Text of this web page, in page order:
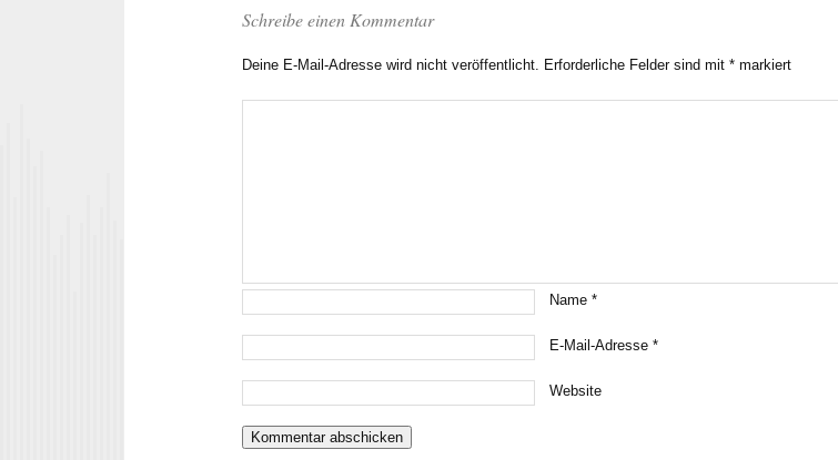
Schreibe einen Kommentar
Deine E-Mail-Adresse wird nicht veröffentlicht. Erforderliche Felder sind mit * markiert
Name *
E-Mail-Adresse *
Website